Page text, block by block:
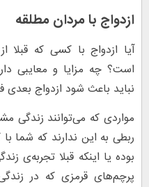
ازدواج با مردان مطلقه
آیا ازدواج با کسی که
است؟ چه مزایا و معایبی
نباید باعث شود ازدواج بعدی
مواردی که می‌توانند زندگی
ربطی به این ندارند که شما
بوده یا اینکه قبلا تجربه‌ی
پرچم‌های قرمزی که در